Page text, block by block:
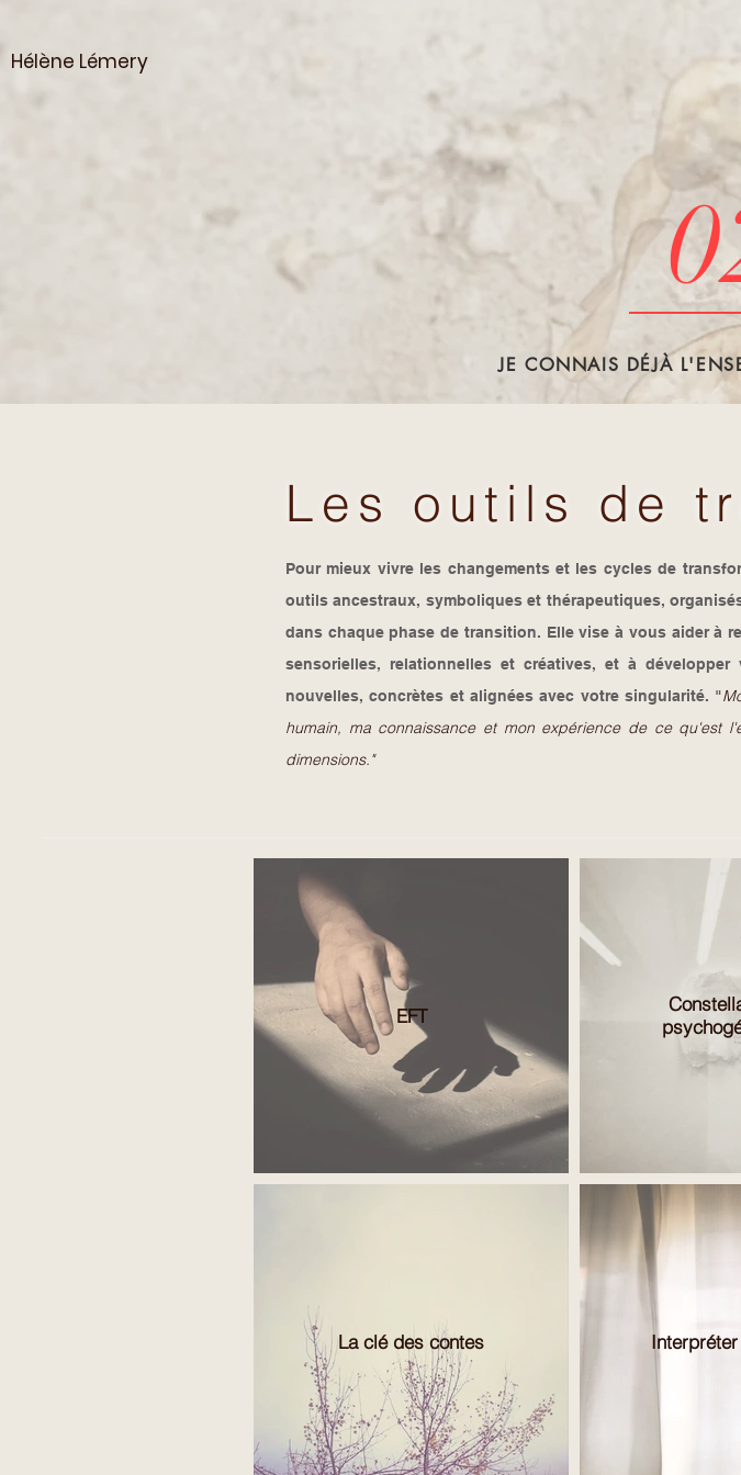
Hélène Lémery
JE CONNAIS DÉJÀ
Les outils de
Pour mieux vivre les changements et les cycles de
outils ancestraux, symboliques et thérapeutiques,
dans chaque phase de transition. Elle vise à vous aider à
sensorielles, relationnelles et créatives, et à
nouvelles, concrètes et alignées avec votre singularité. "
humain, ma connaissance et mon expérience de ce qu'est
dimensions."
EFT
La clé des contes